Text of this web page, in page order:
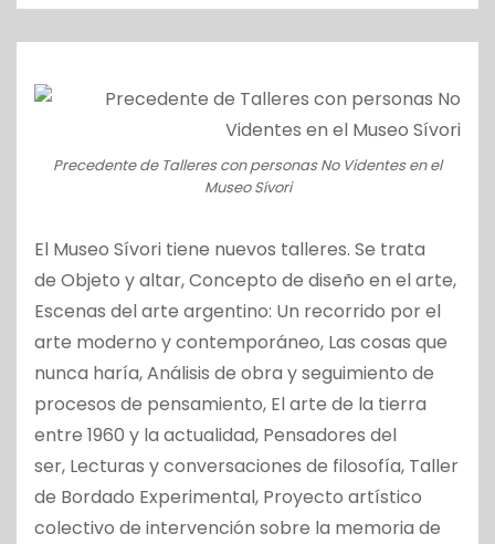
Precedente de Talleres con personas No Videntes en el
Museo Sívori
El Museo Sívori tiene nuevos talleres. Se trata
de Objeto y altar, Concepto de diseño en el arte,
Escenas del arte argentino: Un recorrido por el
arte moderno y contemporáneo, Las cosas que
nunca haría, Análisis de obra y seguimiento de
procesos de pensamiento, El arte de la tierra
entre 1960 y la actualidad, Pensadores del
ser, Lecturas y conversaciones de filosofía, Taller
de Bordado Experimental, Proyecto artístico
colectivo de intervención sobre la memoria de